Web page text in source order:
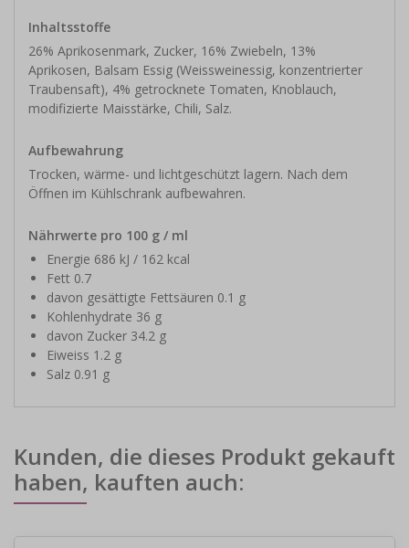
Inhaltsstoffe
26% Aprikosenmark, Zucker, 16% Zwiebeln, 13%
Aprikosen, Balsam Essig (Weissweinessig, konzentrierter
Traubensaft), 4% getrocknete Tomaten, Knoblauch,
modifizierte Maisstärke, Chili, Salz.
Aufbewahrung
Trocken, wärme- und lichtgeschützt lagern. Nach dem
Öffnen im Kühlschrank aufbewahren.
Nährwerte pro 100 g / ml
Energie 686 kJ / 162 kcal
Fett 0.7
davon gesättigte Fettsäuren 0.1 g
Kohlenhydrate 36 g
davon Zucker 34.2 g
Eiweiss 1.2 g
Salz 0.91 g
Kunden, die dieses Produkt gekauft
haben, kauften auch: